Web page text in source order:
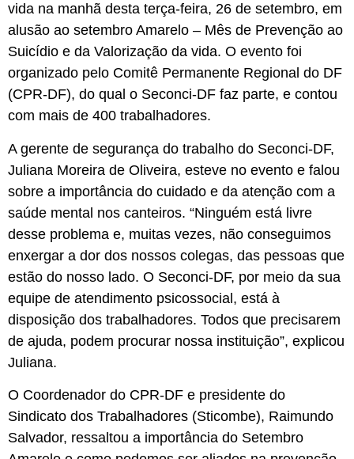
vida na manhã desta terça-feira, 26 de setembro, em
alusão ao setembro Amarelo – Mês de Prevenção ao
Suicídio e da Valorização da vida. O evento foi
organizado pelo Comitê Permanente Regional do DF
(CPR-DF), do qual o Seconci-DF faz parte, e contou
com mais de 400 trabalhadores.
A gerente de segurança do trabalho do Seconci-DF,
Juliana Moreira de Oliveira, esteve no evento e falou
sobre a importância do cuidado e da atenção com a
saúde mental nos canteiros. “Ninguém está livre
desse problema e, muitas vezes, não conseguimos
enxergar a dor dos nossos colegas, das pessoas que
estão do nosso lado. O Seconci-DF, por meio da sua
equipe de atendimento psicossocial, está à
disposição dos trabalhadores. Todos que precisarem
de ajuda, podem procurar nossa instituição”, explicou
Juliana.
O Coordenador do CPR-DF e presidente do
Sindicato dos Trabalhadores (Sticombe), Raimundo
Salvador, ressaltou a importância do Setembro